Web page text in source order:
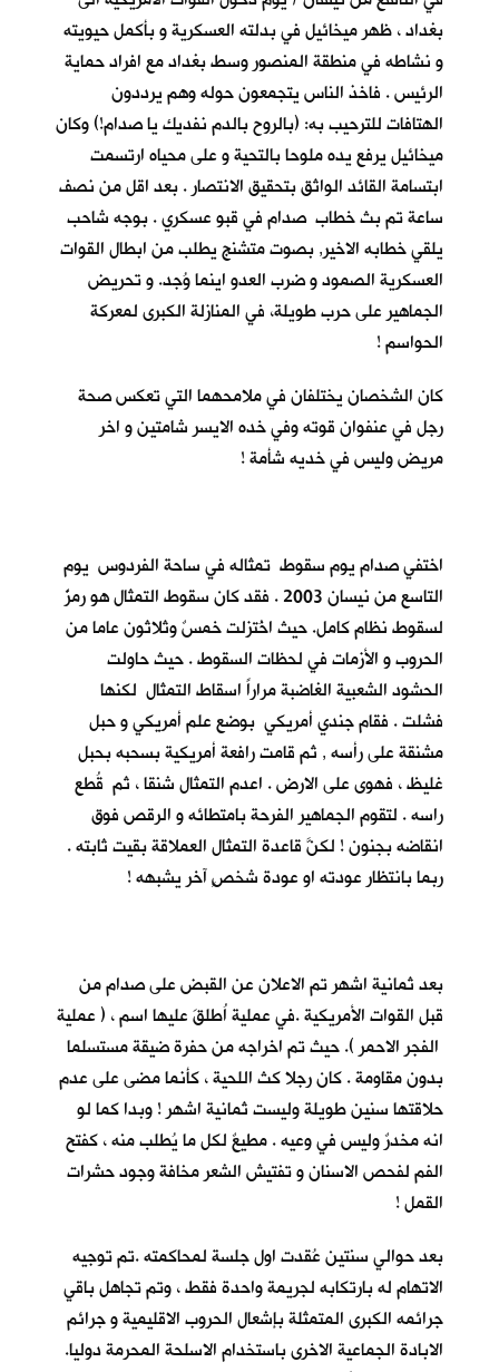
بغداد ، ظهر ميخائيل في بدلته العسكرية و بأكمل حيويته
و نشاطه في منطقة المنصور وسط بغداد مع افراد حماية
الرئيس . فاخذ الناس يتجمعون حوله وهم يرددون
الهتافات للترحيب به: (بالروح بالدم نفديك يا صدام!) وكان
ميخائيل يرفع يده ملوحا بالتحية و على محياه ارتسمت
ابتسامة القائد الواثق بتحقيق الانتصار . بعد اقل من نصف
ساعة تم بث خطاب صدام في قبو عسكري . بوجه شاحب
يلقي خطابه الاخير, بصوت متشنج يطلب من ابطال القوات
العسكرية الصمود و ضرب العدو اينما وُجد. و تحريض
الجماهير على حرب طويلة، في المنازلة الكبرى لمعركة
الحواسم !
كان الشخصان يختلفان في ملامحهما التي تعكس صحة
رجل في عنفوان قوته وفي خده الايسر شامتين و اخر
مريض وليس في خديه شأمة !
اختفي صدام يوم سقوط تمثاله في ساحة الفردوس يوم
التاسع من نيسان 2003 . فقد كان سقوط التمثال هو رمزٌ
لسقوط نظام كامل. حيث اخُتزلت خمسٌ وثلاثون عاما من
الحروب و الأزمات في لحظات السقوط . حيث حاولت
الحشود الشعبية الغاضبة مراراً اسقاط التمثال لكنها
فشلت . فقام جندي أمريكي بوضع علم أمريكي و حبل
مشنقة على رأسه , ثم قامت رافعة أمريكية بسحبه بحبل
غليظ ، فهوى على الارض . اعدم التمثال شنقا ، ثم قُطع
راسه . لتقوم الجماهير الفرحة بامتطائه و الرقص فوق
انقاضه بجنون ! لكنَّ قاعدة التمثال العملاقة بقيت ثابته .
ربما بانتظار عودته او عودة شخصٍ آخر يشبهه !
بعد ثمانية اشهر تم الاعلان عن القبض على صدام من
قبل القوات الأمريكية .في عملية اُطلقَ عليها اسم ، ( عملية
الفجر الاحمر ). حيث تم اخراجه من حفرة ضيقة مستسلما
بدون مقاومة . كان رجلا كث اللحية ، كأنما مضى على عدم
حلاقتها سنين طويلة وليست ثمانية اشهر ! وبدا كما لو
انه مخدرٌ وليس في وعيه . مطيعٌ لكل ما يُطلب منه ، كفتح
الفم لفحص الاسنان و تفتيش الشعر مخافة وجود حشرات
القمل !
بعد حوالي سنتين عُقدت اول جلسة لمحاكمته .تم توجيه
الاتهام له بارتكابه لجريمة واحدة فقط ، وتم تجاهل باقي
جرائمه الكبرى المتمثلة بإشعال الحروب الاقليمية و جرائم
الابادة الجماعية الاخرى باستخدام الاسلحة المحرمة دوليا.